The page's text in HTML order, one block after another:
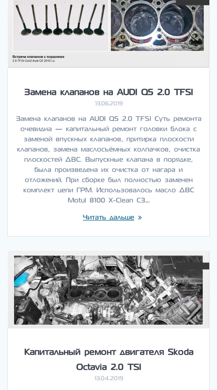
Замена клапанов на AUDI Q5 2.0 TFSI
13.06.2019
Замена клапанов на AUDI Q5 2.0 TFSI Суть ремонта
очевидна — капитальный ремонт головки блока с
заменой впускных клапанов, притирка плоскости
клапанов, замена маслосъёмных колпачков, очистка
плоскостей ДВС. Выпускные клапана в порядке,
была произведена их очистка от нагара и
отложений. При сборке был полностью заменен
комплект цепи ГРМ. Использовалось масло ДВС
Motul 8100 X-Clean C3…
Читать дальше
Капитальный ремонт двигателя Skoda
Octavia 2.0 TSI
13.04.2019